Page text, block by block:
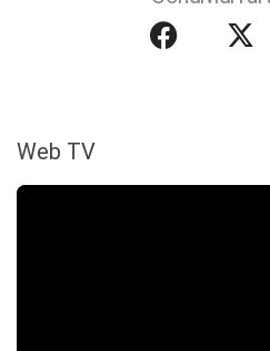
Web TV